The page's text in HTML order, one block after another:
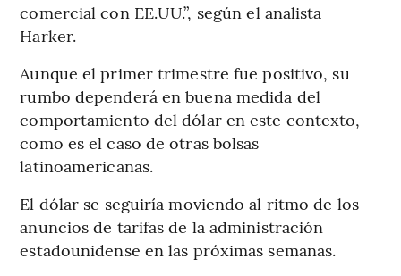
comercial con EE.UU.”, según el analista
Harker.
Aunque el primer trimestre fue positivo, su
rumbo dependerá en buena medida del
comportamiento del dólar en este contexto,
como es el caso de otras bolsas
latinoamericanas.
El dólar se seguiría moviendo al ritmo de los
anuncios de tarifas de la administración
estadounidense en las próximas semanas.